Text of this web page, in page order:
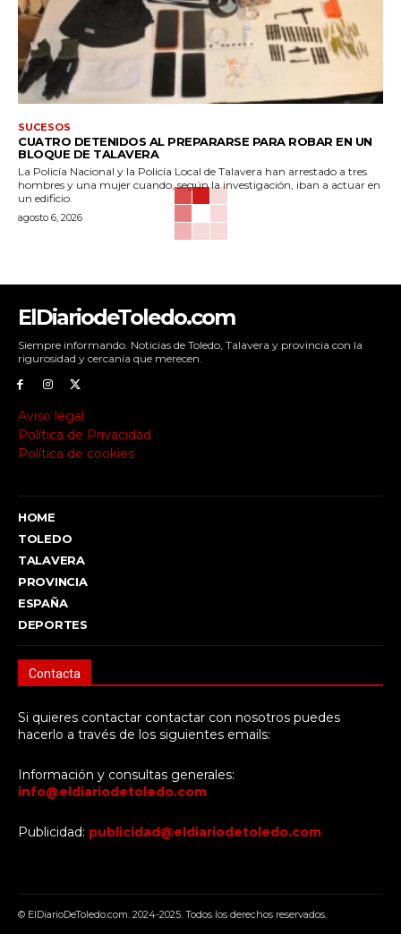
SUCESOS
CUATRO DETENIDOS AL PREPARARSE PARA ROBAR EN UN
BLOQUE DE TALAVERA
La Policía Nacional y la Policía Local de Talavera han arrestado a tres
hombres y una mujer cuando, según la investigación, iban a actuar en
un edificio.
agosto 6, 2026
ElDiariodeToledo.com
Siempre informando. Noticias de Toledo, Talavera y provincia con la
rigurosidad y cercanía que merecen.
Aviso legal
Política de Privacidad
Política de cookies
HOME
TOLEDO
TALAVERA
PROVINCIA
ESPAÑA
DEPORTES
Contacta
Si quieres contactar contactar con nosotros puedes
hacerlo a través de los siguientes emails:
Información y consultas generales:
info@eldiariodetoledo.com
Publicidad: publicidad@eldiariodetoledo.com
© ElDiarioDeToledo.com. 2024-2025. Todos los derechos reservados.